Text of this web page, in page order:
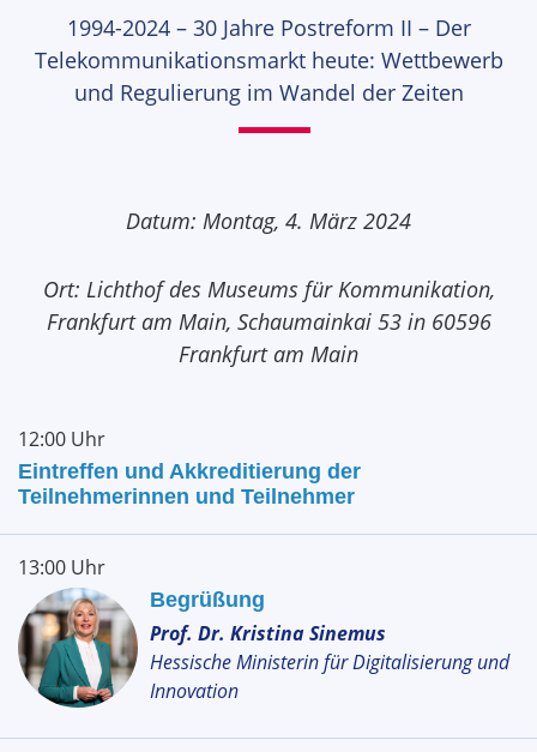
1994-2024 – 30 Jahre Postreform II – Der
Telekommunikationsmarkt heute: Wettbewerb
und Regulierung im Wandel der Zeiten
Datum: Montag, 4. März 2024
Ort: Lichthof des Museums für Kommunikation,
Frankfurt am Main, Schaumainkai 53 in 60596
Frankfurt am Main
12:00 Uhr
Eintreffen und Akkreditierung der
Teilnehmerinnen und Teilnehmer
13:00 Uhr
Begrüßung
Prof. Dr. Kristina Sinemus
Hessische Ministerin für Digitalisierung und
Innovation